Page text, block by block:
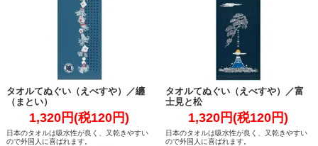
タオルてぬぐい（えべすや）／纏
（まとい）
1,320円(税120円)
日本のタオルは吸水性が良く、又乾きやすい
ので外国人に喜ばれます。
タオルてぬぐい（えべすや）／富
士見と松
1,320円(税120円)
日本のタオルは吸水性が良く、又乾きやすい
ので外国人に喜ばれます。